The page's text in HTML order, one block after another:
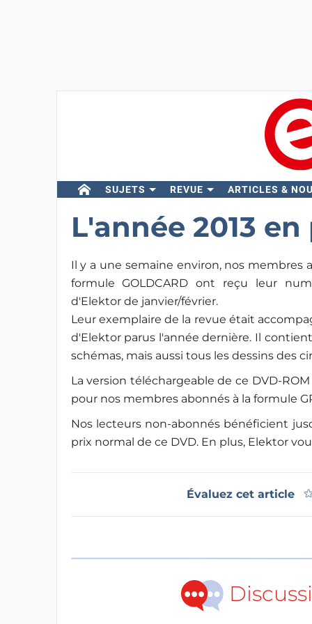
SUJETS REVUE ARTICLES &
L'année 2013
Il y a une semaine environ, nos membres
formule GOLDCARD ont reçu leur
d'Elektor de janvier/février.
Leur exemplaire de la revue était
d'Elektor parus l'année dernière. Il
schémas, mais aussi tous les dessins des
La version téléchargeable de ce DVD-
pour nos membres abonnés à la formule
Nos lecteurs non-abonnés bénéficient
prix normal de ce DVD. En plus, Elektor
Évaluez cet article